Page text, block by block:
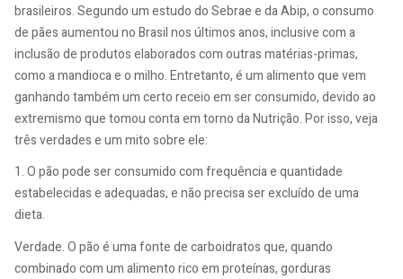
brasileiros. Segundo um estudo do Sebrae e da Abip, o consumo
de pães aumentou no Brasil nos últimos anos, inclusive com a
inclusão de produtos elaborados com outras matérias-primas,
como a mandioca e o milho. Entretanto, é um alimento que vem
ganhando também um certo receio em ser consumido, devido ao
extremismo que tomou conta em torno da Nutrição. Por isso, veja
três verdades e um mito sobre ele:
1. O pão pode ser consumido com frequência e quantidade
estabelecidas e adequadas, e não precisa ser excluído de uma
dieta.
Verdade. O pão é uma fonte de carboidratos que, quando
combinado com um alimento rico em proteínas, gorduras